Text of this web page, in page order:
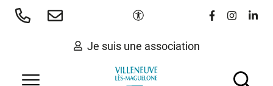
Aller
Paramètres d'accessibilité
Lien vers le
Lien vers
Lien
Je suis une association